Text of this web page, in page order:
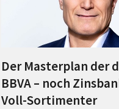
Der Masterplan der
BBVA – noch
Voll-Sortimenter